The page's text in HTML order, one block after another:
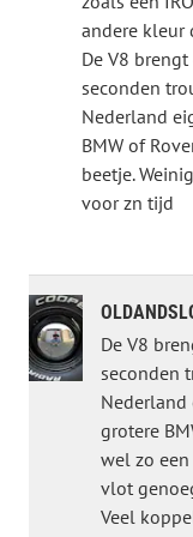
andere kleur
De V8
seconden
Nederland
BMW of
beetje.
voor zn tijd
De V8
seconden
grotere
wel zo
vlot
Veel